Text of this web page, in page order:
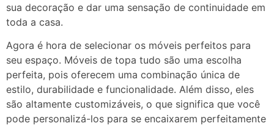
sua decoração e dar uma sensação de continuidade em
toda a casa.
Agora é hora de selecionar os móveis perfeitos para
seu espaço. Móveis de topa tudo são uma escolha
perfeita, pois oferecem uma combinação única de
estilo, durabilidade e funcionalidade. Além disso, eles
são altamente customizáveis, o que significa que você
pode personalizá-los para se encaixarem perfeitamente